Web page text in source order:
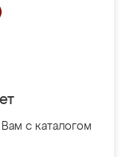
с каталогом